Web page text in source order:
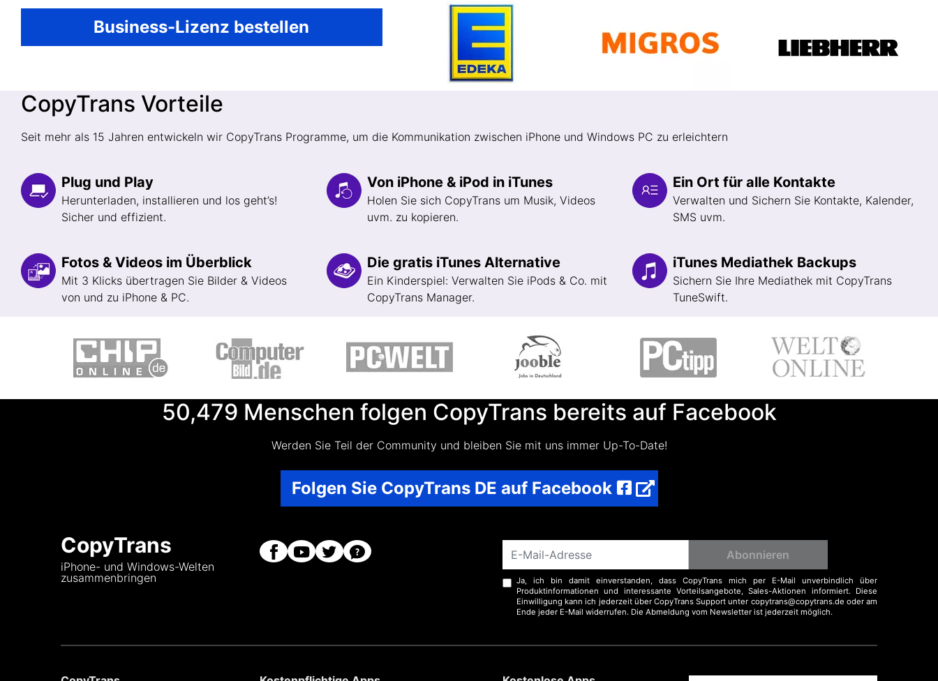
Business-Lizenz bestellen
CopyTrans Vorteile
Seit mehr als 15 Jahren entwickeln wir CopyTrans Programme, um die Kommunikation zwischen iPhone und Windows PC zu erleichtern
Plug und Play
Herunterladen, installieren und los geht’s!
Sicher und effizient.
Von iPhone & iPod in iTunes
Holen Sie sich CopyTrans um Musik, Videos
uvm. zu kopieren.
Ein Ort für alle Kontakte
Verwalten und Sichern Sie Kontakte, Kalender,
SMS uvm.
Fotos & Videos im Überblick
Mit 3 Klicks übertragen Sie Bilder & Videos
von und zu iPhone & PC.
Die gratis iTunes Alternative
Ein Kinderspiel: Verwalten Sie iPods & Co. mit
CopyTrans Manager.
iTunes Mediathek Backups
Sichern Sie Ihre Mediathek mit CopyTrans
TuneSwift.
50,479 Menschen folgen CopyTrans bereits auf Facebook
Werden Sie Teil der Community und bleiben Sie mit uns immer Up-To-Date!
Folgen Sie CopyTrans DE auf Facebook
CopyTrans
iPhone- und Windows-Welten
zusammenbringen
Ja, ich bin damit einverstanden, dass CopyTrans mich per E-Mail unverbindlich über
Produktinformationen und interessante Vorteilsangebote, Sales-Aktionen informiert. Diese
Einwilligung kann ich jederzeit über CopyTrans Support unter copytrans@copytrans.de oder am
Ende jeder E-Mail widerrufen. Die Abmeldung vom Newsletter ist jederzeit möglich.